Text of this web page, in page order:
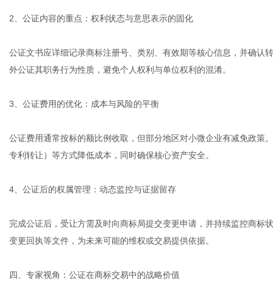
2、公证内容的重点：权利状态与意思表示的固化
公证文书应详细记录商标注册号、类别、有效期等核心信息，并确认
外公证其职务行为性质，避免个人权利与单位权利的混淆。
3、公证费用的优化：成本与风险的平衡
公证费用通常按标的额比例收取，但部分地区对小微企业有减免政策
专利转让）等方式降低成本，同时确保核心资产安全。
4、公证后的权属管理：动态监控与证据留存
完成公证后，受让方需及时向商标局提交变更申请，并持续监控商标
变更回执等文件，为未来可能的维权或交易提供依据。
四、专家视角：公证在商标交易中的战略价值